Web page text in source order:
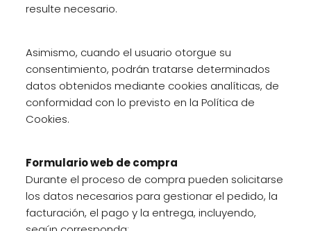
resulte necesario.
Asimismo, cuando el usuario otorgue su
consentimiento, podrán tratarse determinados
datos obtenidos mediante cookies analíticas, de
conformidad con lo previsto en la Política de
Cookies.
Formulario web de compra
Durante el proceso de compra pueden solicitarse
los datos necesarios para gestionar el pedido, la
facturación, el pago y la entrega, incluyendo,